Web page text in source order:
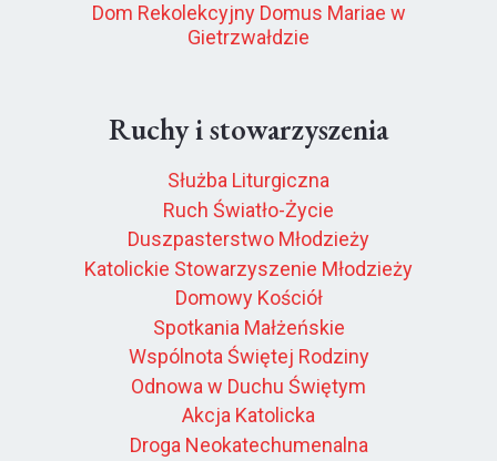
Dom Rekolekcyjny Domus Mariae w
Gietrzwałdzie
Ruchy i stowarzyszenia
Służba Liturgiczna
Ruch Światło-Życie
Duszpasterstwo Młodzieży
Katolickie Stowarzyszenie Młodzieży
Domowy Kościół
Spotkania Małżeńskie
Wspólnota Świętej Rodziny
Odnowa w Duchu Świętym
Akcja Katolicka
Droga Neokatechumenalna